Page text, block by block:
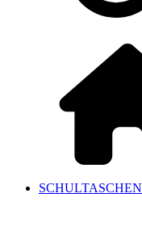
SCHULTASCHEN